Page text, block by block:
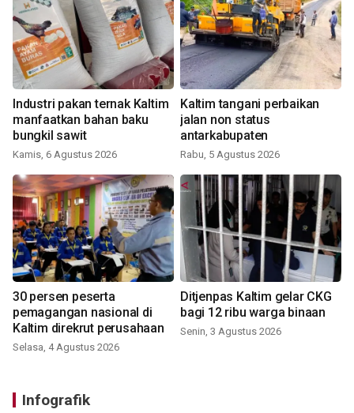
Industri pakan ternak Kaltim
manfaatkan bahan baku
bungkil sawit
Kamis, 6 Agustus 2026
Kaltim tangani perbaikan
jalan non status
antarkabupaten
Rabu, 5 Agustus 2026
30 persen peserta
pemagangan nasional di
Kaltim direkrut perusahaan
Selasa, 4 Agustus 2026
Ditjenpas Kaltim gelar CKG
bagi 12 ribu warga binaan
Senin, 3 Agustus 2026
Infografik